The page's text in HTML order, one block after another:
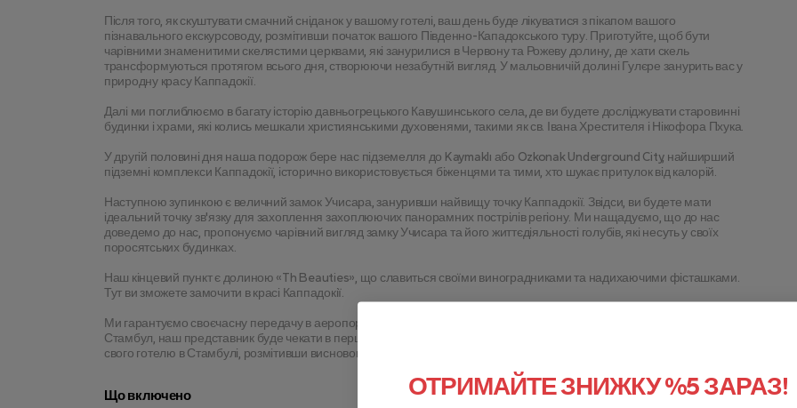
Після того, як скуштувати смачний сніданок у вашому готелі, ваш день буде лікуватися з пікапом вашого
пізнавального екскурсоводу, розмітивши початок вашого Південно-Кападокського туру. Приготуйте, щоб бути
чарівними знаменитими скелястими церквами, які занурилися в Червону та Рожеву долину, де хати скель
трансформуються протягом всього дня, створюючи незабутній вигляд. У мальовничій долині Гулєре занурить вас у
природну красу Каппадокії.
Далі ми поглиблюємо в багату історію давньогрецького Кавушинського села, де ви будете досліджувати старовинні
будинки і храми, які колись мешкали християнськими духовенями, такими як св. Івана Хрестителя і Нікофора Пхука.
У другій половині дня наша подорож бере нас підземелля до Kaymaklı або Ozkonak Underground City, найширший
підземні комплекси Каппадокії, історично використовується біженцями та тими, хто шукає притулок від калорій.
Наступною зупинкою є величний замок Учисара, зануривши найвищу точку Каппадокії. Звідси, ви будете мати
ідеальний точку зв'язку для захоплення захоплюючих панорамних пострілів регіону. Ми нащадуємо, що до нас
доведемо до нас, пропонуємо чарівний вигляд замку Учисара та його життєдіяльності голубів, які несуть у своїх
поросятських будинках.
Наш кінцевий пункт є долиною «Th Beauties», що славиться своїми виноградниками та надихаючими фісташками.
Тут ви зможете замочити в красі Каппадокії.
Ми гарантуємо своєчасну передачу в аеропорт Каппадокії для вашого рейсу в Стамбул. Після прибуття в аеропорт
Стамбул, наш представник буде чекати в перші вихідні двері, щоб тепло вітати вас назад. Звідси ви приймаєте до
свого готелю в Стамбулі, розмітивши висновок наших послуг.
Що включено ОТРИМАЙТЕ ЗНИЖКУ %5 ЗАРАЗ!